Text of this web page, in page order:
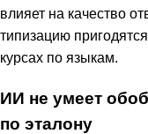
влияет на качество
типизацию
курсах по языкам.
ИИ не умеет
по эталону